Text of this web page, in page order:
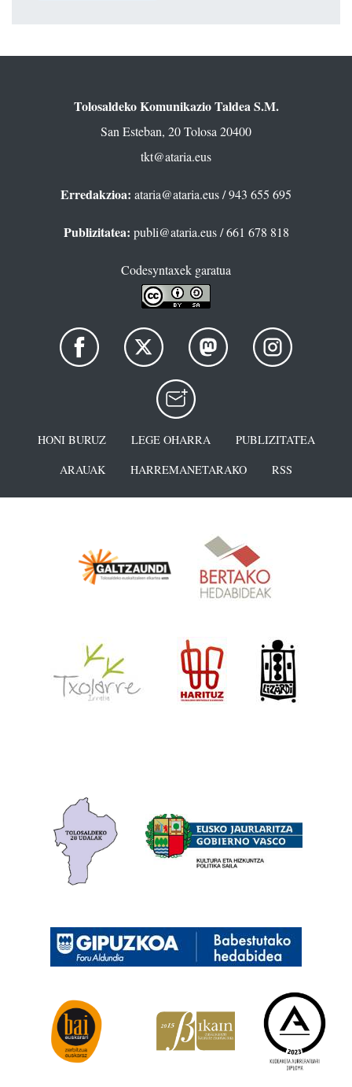
Tolosaldeko Komunikazio Taldea S.M.
San Esteban, 20 Tolosa 20400
tkt@ataria.eus
Erredakzioa: ataria@ataria.eus/ 943 655 695
Publizitatea: publi@ataria.eus/ 661 678 818
Codesyntaxek garatua
HONI BURUZ LEGE OHARRA
PUBLIZITATEA
ARAUAK
HARREMANETARAKO RSS